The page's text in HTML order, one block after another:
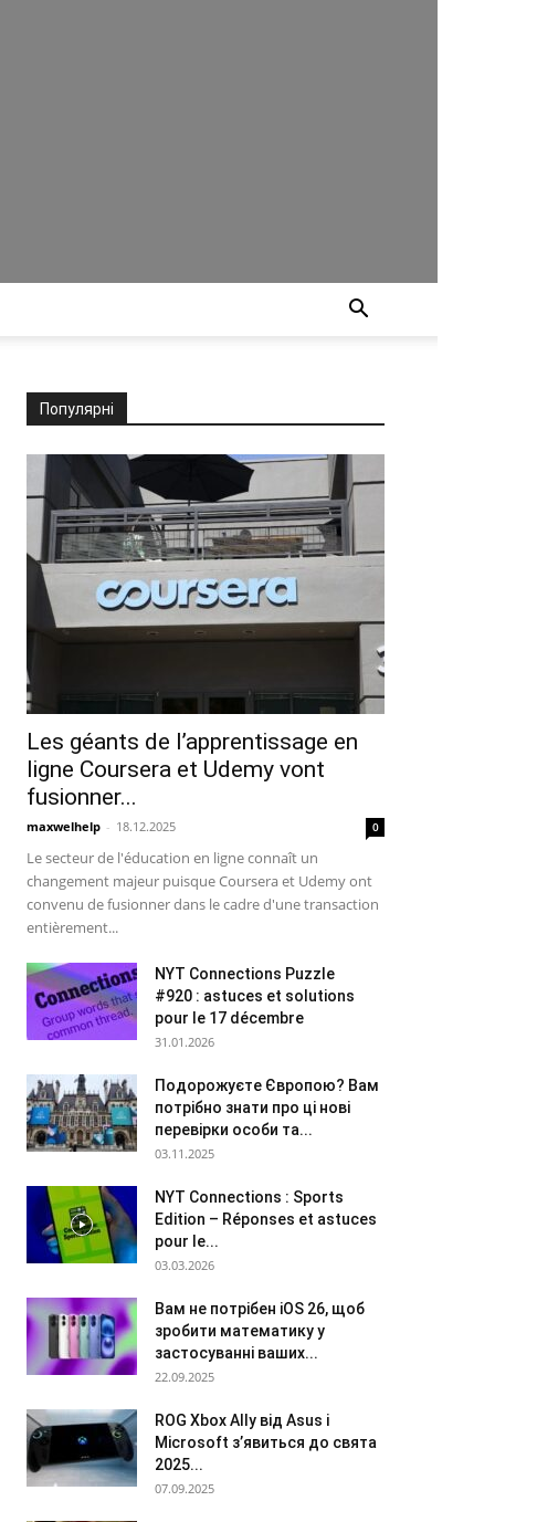
Популярні
Les géants de l’apprentissage en
ligne Coursera et Udemy vont
fusionner...
maxwelhelp - 18.12.2025 0
Le secteur de l'éducation en ligne connaît un
changement majeur puisque Coursera et Udemy ont
convenu de fusionner dans le cadre d'une transaction
entièrement...
NYT Connections Puzzle
#920 : astuces et solutions
pour le 17 décembre
31.01.2026
Подорожуєте Європою? Вам
потрібно знати про ці нові
перевірки особи та...
03.11.2025
NYT Connections : Sports
Edition – Réponses et astuces
pour le...
03.03.2026
Вам не потрібен iOS 26, щоб
зробити математику у
застосуванні ваших...
22.09.2025
ROG Xbox Ally від Asus і
Microsoft з’явиться до свята
2025...
07.09.2025